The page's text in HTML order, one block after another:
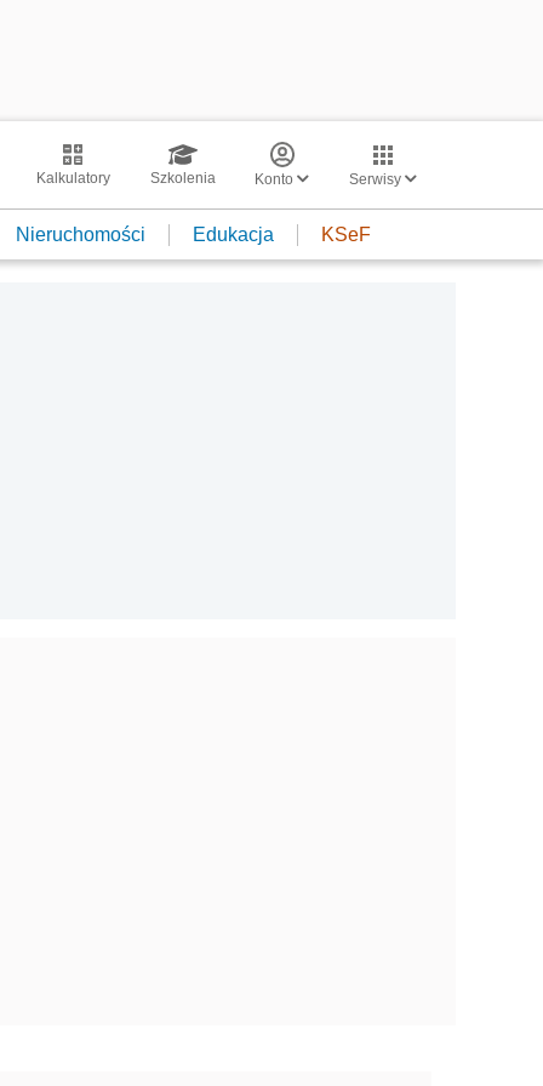
Kalkulatory Szkolenia Konto Serwisy
Nieruchomości Edukacja KSeF